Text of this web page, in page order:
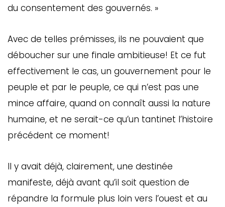
du consentement des gouvernés. »
Avec de telles prémisses, ils ne pouvaient que
déboucher sur une finale ambitieuse! Et ce fut
effectivement le cas, un gouvernement pour le
peuple et par le peuple, ce qui n’est pas une
mince affaire, quand on connaît aussi la nature
humaine, et ne serait-ce qu’un tantinet l’histoire
précédent ce moment!
Il y avait déjà, clairement, une destinée
manifeste, déjà avant qu’il soit question de
répandre la formule plus loin vers l’ouest et au